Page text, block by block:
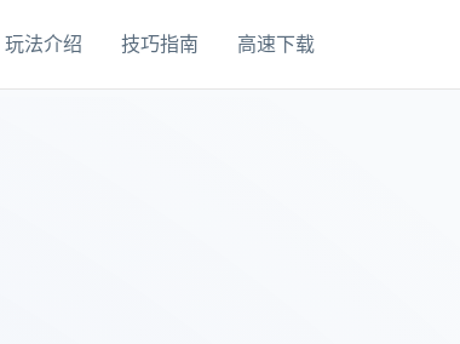
玩法介绍 技巧指南 高速下载